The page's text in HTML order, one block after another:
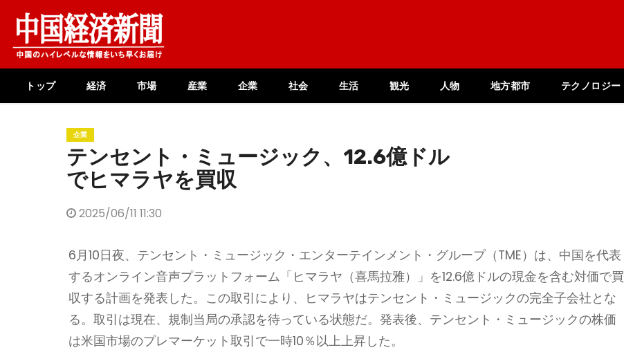
content
トップ 経済 市場 産業 企業 社会 生活 観光 人物 地方都市 テクノロジー
企業
テンセント・ミュージック、12.6億ドル
でヒマラヤを買収
2025/06/11 11:30
6月10日夜、テンセント・ミュージック・エンターテインメント・グループ（TME）は、中国を代表
するオンライン音声プラットフォーム「ヒマラヤ（喜馬拉雅）」を12.6億ドルの現金を含む対価で買
収する計画を発表した。この取引により、ヒマラヤはテンセント・ミュージックの完全子会社とな
る。取引は現在、規制当局の承認を待っている状態だ。発表後、テンセント・ミュージックの株価
は米国市場のプレマーケット取引で一時10％以上上昇した。